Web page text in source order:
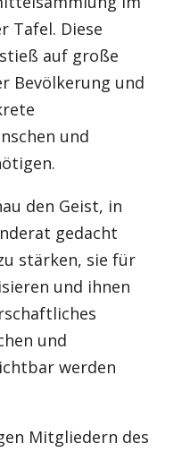
Tafel. Diese
auf große
Bevölkerung und
und
den Geist, in
gedacht
stärken, sie für
und ihnen
und
werden
Mitgliedern des